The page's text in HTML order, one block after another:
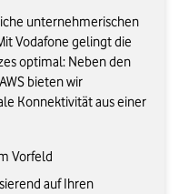
unternehmerischen
Vodafone gelingt die
optimal: Neben den
bieten wir
Konnektivität aus einer
Vorfeld
auf Ihren